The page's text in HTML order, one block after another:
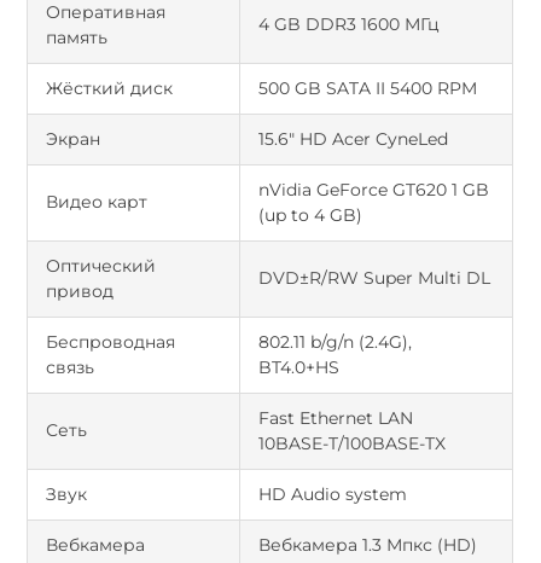
Оперативная
память
4 GB DDR3 1600 МГц
Жёсткий диск 500 GB SATA II 5400 RPM
Экран 15.6" HD Acer CyneLed
Видео карт
nVidia GeForce GT620 1 GB
(up to 4 GB)
Оптический
привод
DVD±R/RW Super Multi DL
Беспроводная
связь
802.11 b/g/n (2.4G),
BT4.0+HS
Сеть
Fast Ethernet LAN
10BASE-T/100BASE-TX
Звук HD Audio system
Вебкамера Вебкамера 1.3 Мпкс (HD)